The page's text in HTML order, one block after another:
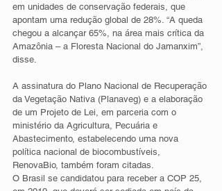
em unidades de conservação federais, que
apontam uma redução global de 28%. “A queda
chegou a alcançar 65%, na área mais crítica da
Amazônia – a Floresta Nacional do Jamanxim”,
disse.
A assinatura do Plano Nacional de Recuperação
da Vegetação Nativa (Planaveg) e a elaboração
de um Projeto de Lei, em parceria com o
ministério da Agricultura, Pecuária e
Abastecimento, estabelecendo uma nova
política nacional de biocombustíveis,
RenovaBio, também foram citadas.
O Brasil se candidatou para receber a COP 25,